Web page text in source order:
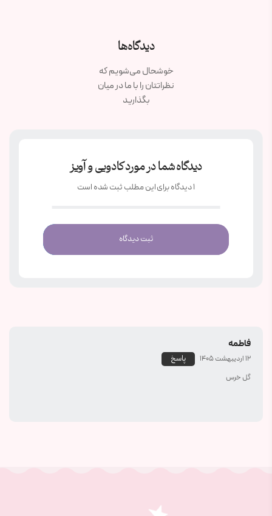
دیدگاه‌ها
خوشحال می‌شویم که
نظراتتان را با ما در میان
بگذارید
دیدگاه شما در مورد کادویی و آویز
1 دیدگاه برای این مطلب ثبت شده است
ثبت دیدگاه
فاطمه
12 اردیبهشت 1405 پاسخ
گل خرس